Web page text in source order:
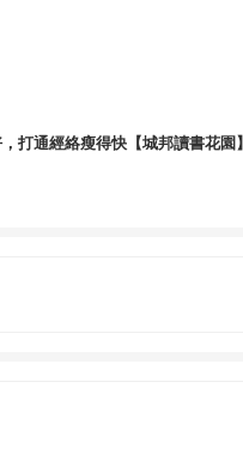
打通經絡瘦得快【城邦讀書花園】